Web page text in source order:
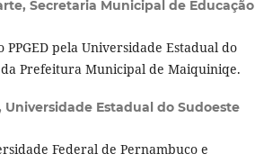
Secretaria Municipal de Educação
pela Universidade Estadual do
da Prefeitura Municipal de Maiquiniqe.
Universidade Estadual do Sudoeste
Federal de Pernambuco e